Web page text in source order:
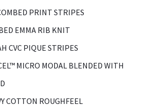
PRINT STRIPES
EMMA RIB KNIT
CVC PIQUE STRIPES
MICRO MODAL BLENDED WITH
COTTON ROUGHFEEL